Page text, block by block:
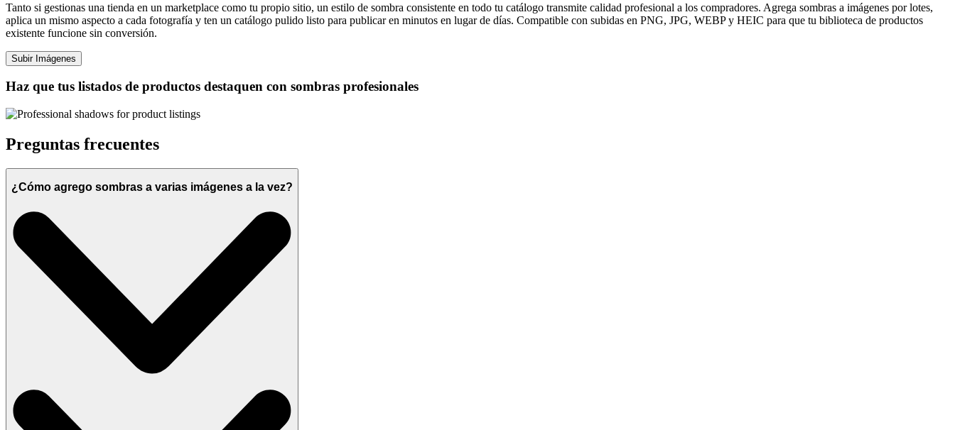
Tanto si gestionas una tienda en un marketplace como tu propio sitio, un estilo de sombra consistente en todo tu catálogo transmite calidad profesional a los compradores. Agrega sombras a imágenes por lotes,
aplica un mismo aspecto a cada fotografía y ten un catálogo pulido listo para publicar en minutos en lugar de días. Compatible con subidas en PNG, JPG, WEBP y HEIC para que tu biblioteca de productos
existente funcione sin conversión.
Subir Imágenes
Haz que tus listados de productos destaquen con sombras profesionales
Preguntas frecuentes
¿Cómo agrego sombras a varias imágenes a la vez?